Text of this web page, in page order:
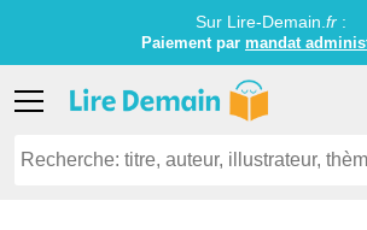
Sur Lire-Demain. fr:
Paiement par mandat